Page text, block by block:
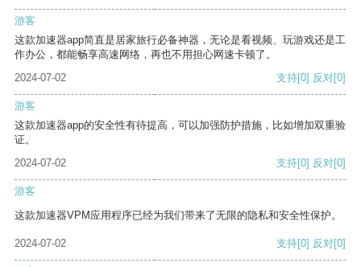
游客
这款加速器app简直是居家旅行必备神器，无论是看视频、玩游戏还是工
作办公，都能畅享高速网络，再也不用担心网速卡顿了。
2024-07-02
支持[0] 反对[0]
游客
这款加速器app的安全性有待提高，可以加强防护措施，比如增加双重验
证。
2024-07-02
支持[0] 反对[0]
游客
这款加速器VPM应用程序已经为我们带来了无限的隐私和安全性保护。
2024-07-02 支持[0] 反对[0]